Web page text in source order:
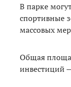
В парке
спортивные
массовых
Общая
инвестиций